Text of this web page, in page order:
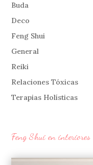
Buda
Deco
Feng Shui
General
Reiki
Relaciones Tóxicas
Terapias Holísticas
Feng Shui en interiores